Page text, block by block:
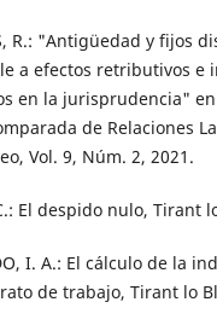
R.: "Antigüedad y fijos
a efectos retributivos e
en la jurisprudencia" en
de Relaciones
Vol. 9, Núm. 2, 2021.
El despido nulo, Tirant
I. A.: El cálculo de la
de trabajo, Tirant lo